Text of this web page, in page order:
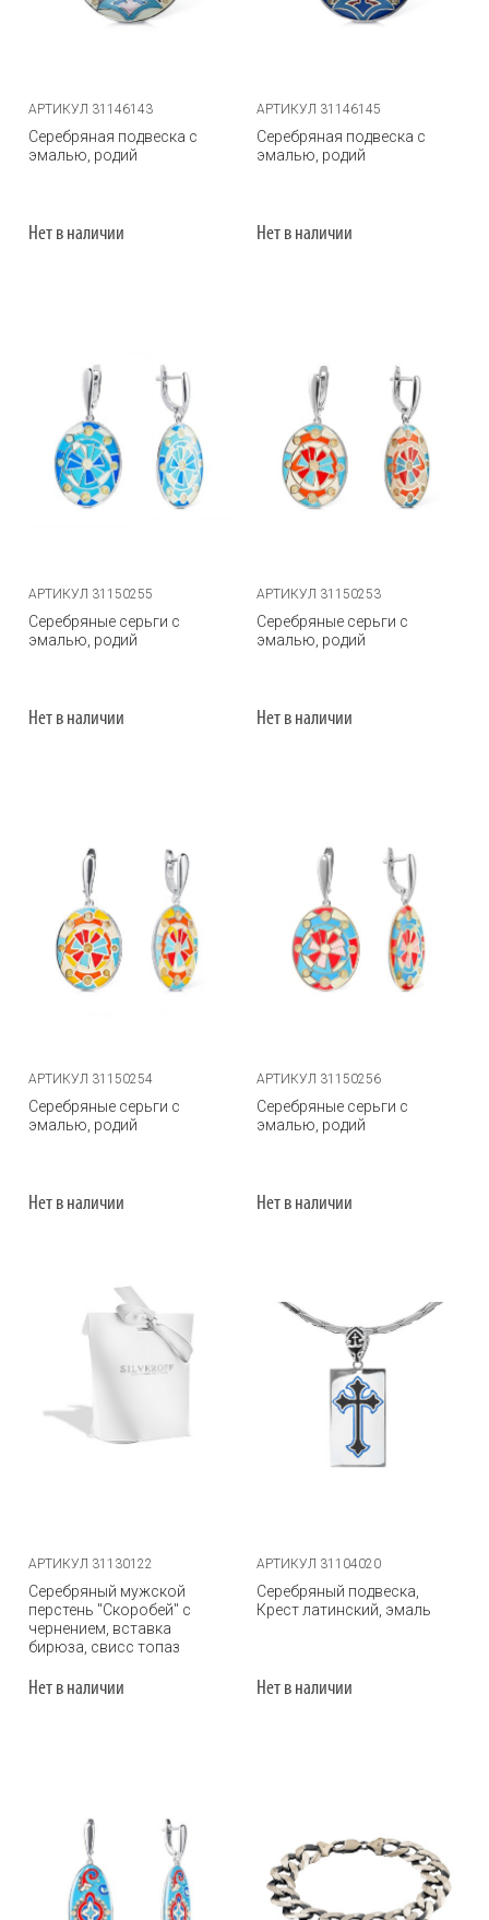
АРТИКУЛ 31146143
Серебряная подвеска с
эмалью, родий
Нет в наличии
АРТИКУЛ 31146145
Серебряная подвеска с
эмалью, родий
Нет в наличии
АРТИКУЛ 31150255
Серебряные серьги с
эмалью, родий
Нет в наличии
АРТИКУЛ 31150253
Серебряные серьги с
эмалью, родий
Нет в наличии
АРТИКУЛ 31150254
Серебряные серьги с
эмалью, родий
Нет в наличии
АРТИКУЛ 31150256
Серебряные серьги с
эмалью, родий
Нет в наличии
АРТИКУЛ 31130122
Серебряный мужской
перстень "Скоробей" с
чернением, вставка
бирюза, свисс топаз
Нет в наличии
АРТИКУЛ 31104020
Серебряный подвеска,
Крест латинский, эмаль
Нет в наличии